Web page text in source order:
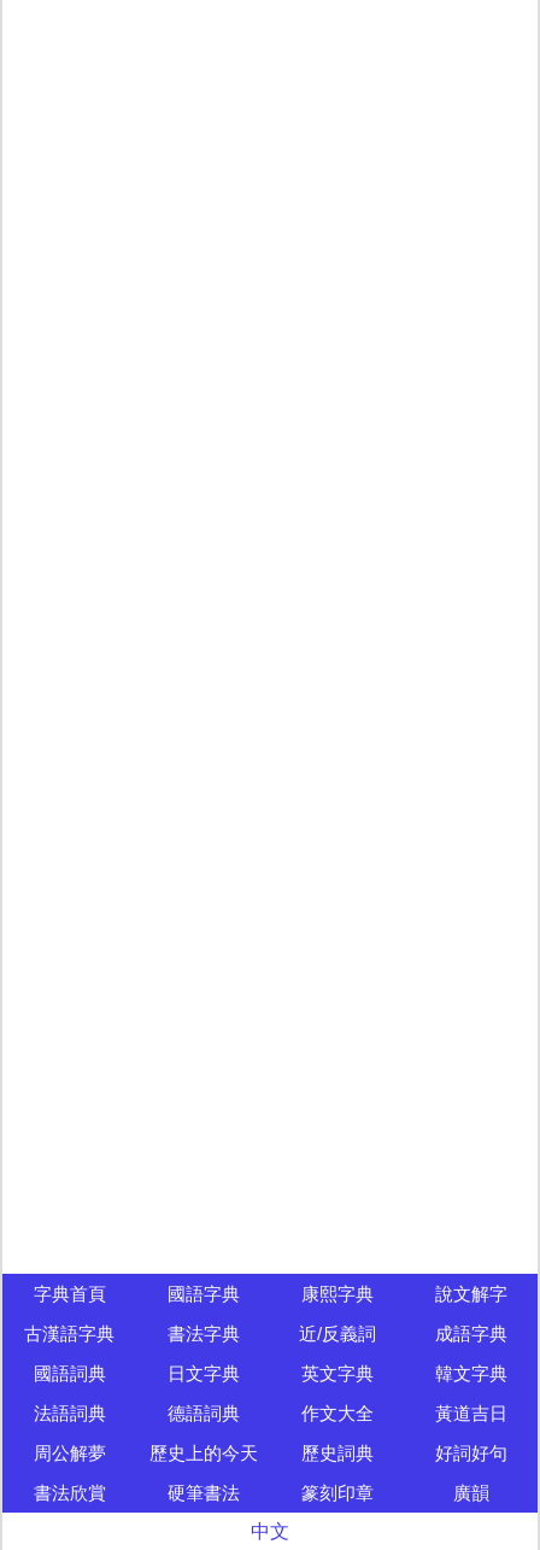
字典首頁 國語字典 康熙字典
說文解字
古漢語字典
書法字典 近/反義詞
成語字典
國語詞典
日文字典 英文字典
韓文字典
法語詞典
德語詞典 作文大全
黃道吉日
周公解夢
歷史上的今天 歷史詞典
好詞好句
書法欣賞
硬筆書法 篆刻印章
廣韻
中文